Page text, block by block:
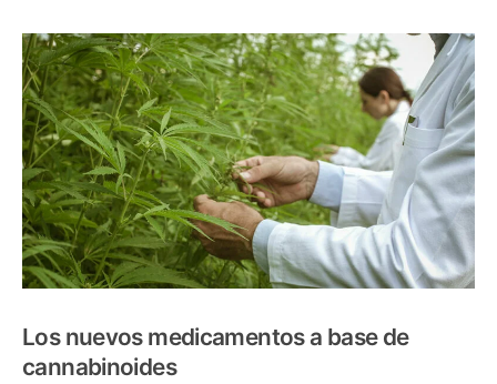
Los nuevos medicamentos a base de
cannabinoides